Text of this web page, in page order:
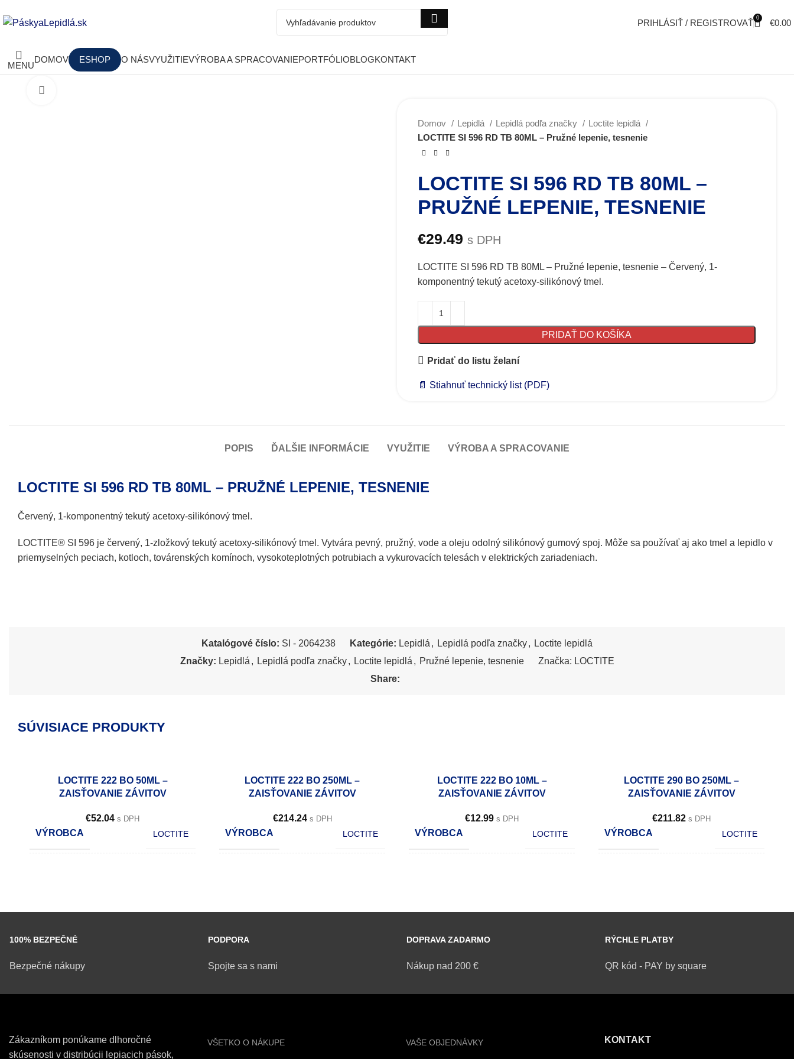
PRIHLÁSIŤ / REGISTROVAŤ 0 €0.00
MENU
DOMOV ESHOP O NÁSVYUŽITIEVÝROBA A SPRACOVANIEPORTFÓLIOBLOGKONTAKT
Domov Lepidlá Lepidlá podľa značky
Loctite lepidlá
LOCTITE SI 596 RD TB 80ML – Pružné lepenie, tesnenie
LOCTITE SI 596 RD TB 80ML –
PRUŽNÉ LEPENIE, TESNENIE
€29.49 s DPH
LOCTITE SI 596 RD TB 80ML – Pružné lepenie, tesnenie – Červený, 1-
komponentný tekutý acetoxy-silikónový tmel.
PRIDAŤ DO KOŠÍKA
Pridať do listu želaní
📄 Stiahnuť technický list (PDF)
POPIS ĎALŠIE INFORMÁCIE VYUŽITIE VÝROBA A SPRACOVANIE
LOCTITE SI 596 RD TB 80ML – PRUŽNÉ LEPENIE, TESNENIE
Červený, 1-komponentný tekutý acetoxy-silikónový tmel.
LOCTITE® SI 596 je červený, 1-zložkový tekutý acetoxy-silikónový tmel. Vytvára pevný, pružný, vode a oleju odolný silikónový gumový spoj. Môže sa používať aj ako tmel a lepidlo v
priemyselných peciach, kotloch, továrenských komínoch, vysokoteplotných potrubiach a vykurovacích telesách v elektrických zariadeniach.
Katalógové číslo: SI - 2064238 Kategórie: Lepidlá , Lepidlá podľa značky, Loctite lepidlá
Značky: Lepidlá , Lepidlá podľa značky , Loctite lepidlá , Pružné lepenie, tesnenie Značka: LOCTITE
Share:
SÚVISIACE PRODUKTY
LOCTITE 222 BO 50ML –
ZAISŤOVANIE ZÁVITOV
€52.04 s DPH
VÝROBCA LOCTITE
POČET KS V KARTÓNE 12
LOCTITE 222 BO 250ML –
ZAISŤOVANIE ZÁVITOV
€214.24 s DPH
VÝROBCA LOCTITE
POČET KS V KARTÓNE 10
LOCTITE 222 BO 10ML –
ZAISŤOVANIE ZÁVITOV
€12.99 s DPH
VÝROBCA LOCTITE
POČET KS V KARTÓNE 12
LOCTITE 290 BO 250ML –
ZAISŤOVANIE ZÁVITOV
€211.82 s DPH
VÝROBCA LOCTITE
POČET KS V KARTÓNE 10
100% BEZPEČNÉ
Bezpečné nákupy
PODPORA
Spojte sa s nami
DOPRAVA ZADARMO
Nákup nad 200 €
RÝCHLE PLATBY
QR kód - PAY by square
Zákazníkom ponúkame dlhoročné
skúsenosti v distribúcii lepiacich pások,
VŠETKO O NÁKUPE VAŠE OBJEDNÁVKY KONTAKT